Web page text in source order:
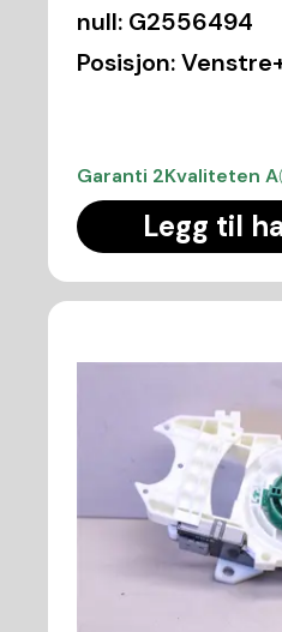
null: G2556494
Posisjon:
Garanti 2Kvaliteten A
Legg til